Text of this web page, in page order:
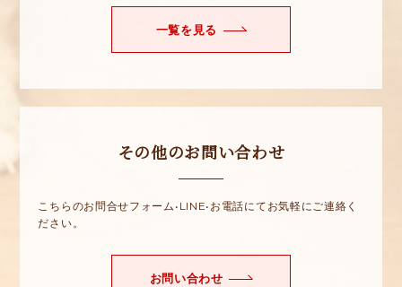
一覧を見る
その他のお問い合わせ
こちらのお問合せフォーム•LINE•お電話にてお気軽にご連絡く
ださい。
お問い合わせ